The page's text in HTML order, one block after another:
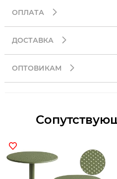
ОПЛАТА
ДОСТАВКА
ОПТОВИКАМ